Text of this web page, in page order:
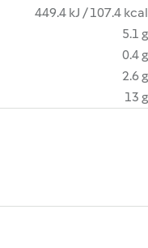
449.4 kJ / 107.4 kcal
5.1 g
0.4 g
2.6 g
13 g